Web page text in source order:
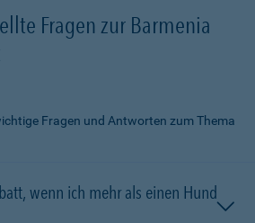
Fragen zur Barmenia
Fragen und Antworten zum Thema
wenn ich mehr als einen Hund